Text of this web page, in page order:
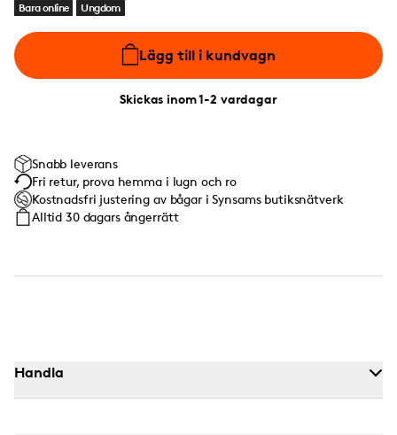
Bara online Ungdom
Lägg till i kundvagn
Skickas inom 1-2 vardagar
Snabb leverans
Fri retur, prova hemma i lugn och ro
Kostnadsfri justering av bågar i Synsams butiksnätverk
Alltid 30 dagars ångerrätt
Handla